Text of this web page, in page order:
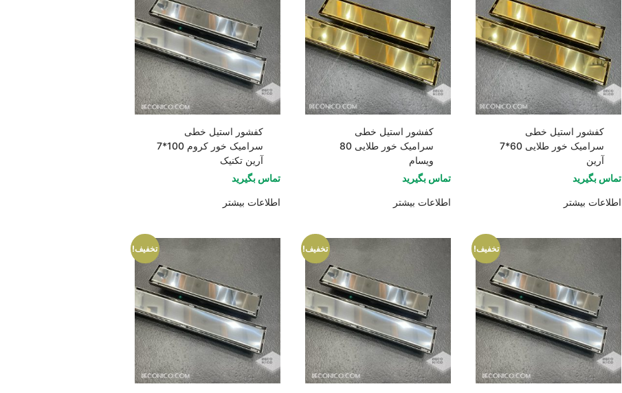
کفشور استیل خطی
سرامیک خور طلایی 60*7
آرین
تماس بگیرید
اطلاعات بیشتر
کفشور استیل خطی
سرامیک خور طلایی 80
ویسام
تماس بگیرید
اطلاعات بیشتر
کفشور استیل خطی
سرامیک خور کروم 100*7
آرین تکنیک
تماس بگیرید
اطلاعات بیشتر
تخفیف! تخفیف! تخفیف!